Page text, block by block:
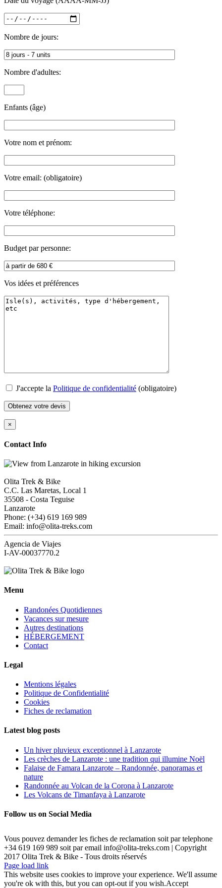
Nombre de jours:
Nombre d'adultes:
Enfants (âge)
Votre nom et prénom:
Votre email: (obligatoire)
Votre téléphone:
Budget par personne:
Vos idées et préférences
J'accepte la Politique de confidentialité (obligatoire)
×
Contact Info
Olita Trek & Bike
C.C. Las Maretas, Local 1
35508 - Costa Teguise
Lanzarote
Phone: (+34) 619 169 989
Email: info@olita-treks.com
Agencia de Viajes
I-AV-00037770.2
Menu
Randonées Quotidiennes
Vacances sur mesure
Autres destinations
HÉBERGEMENT
Contact
Legal
Mentions légales
Politique de Confidentialité
Cookies
Fiches de reclamation
Latest blog posts
Un hiver pluvieux exceptionnel à Lanzarote
Les crèches de Lanzarote : une tradition qui illumine Noël
Falaise de Famara Lanzarote – Randonnée, panoramas et
nature
Randonnée au Volcan de la Corona à Lanzarote
Les Volcans de Timanfaya à Lanzarote
Follow us on Social Media
Vous pouvez demander les fiches de reclamation soit par telephone
+34 619 169 989 soit par email info@olita-treks.com | Copyright
2017 Olita Trek & Bike - Tous droits réservés
Page load link
This website uses cookies to improve your experience. We'll assume
you're ok with this, but you can opt-out if you wish.Accept